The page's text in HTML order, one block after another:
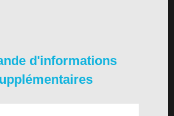
d'informations